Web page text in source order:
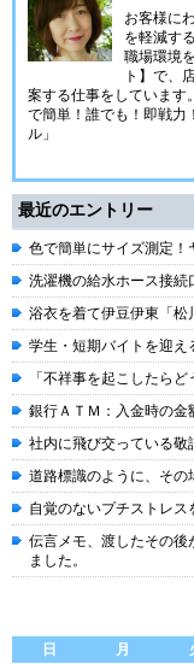
お客様に
を軽減す
職場環境
ト】で、
案する仕事をしています
で簡単！誰でも！即戦力
ル」
最近のエントリー
色で簡単にサイズ測定！
洗濯機の給水ホース接続
浴衣を着て伊豆伊東「
学生・短期バイトを迎え
「不祥事を起こしたら
銀行ＡＴＭ：入金時の金
社内に飛び交っている敬
道路標識のように、その
自覚のないプチストレス
伝言メモ、渡したその
ました。
日
月